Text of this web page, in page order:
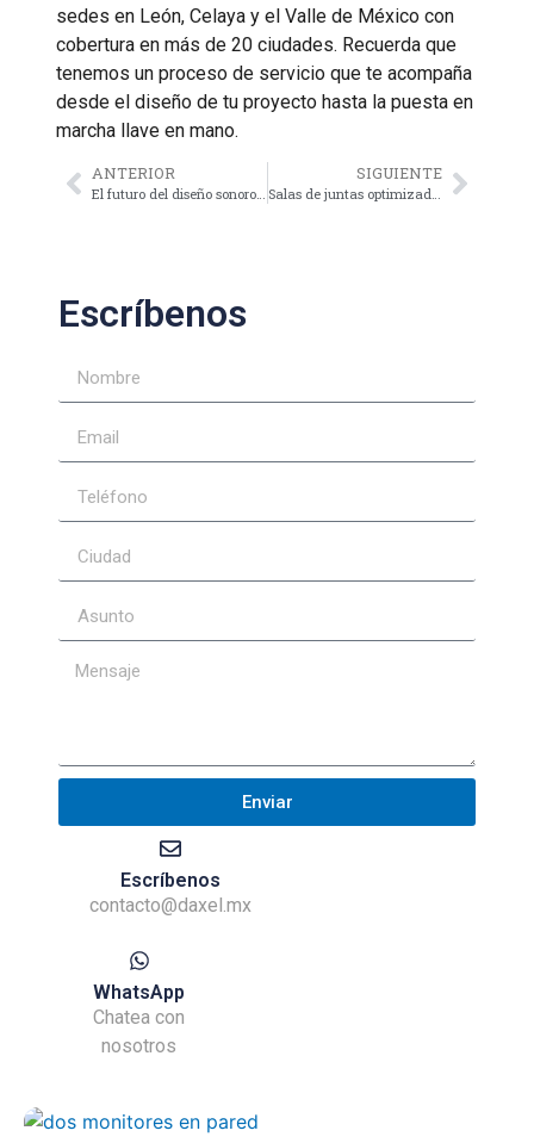
sedes en León, Celaya y el Valle de México con
cobertura en más de 20 ciudades. Recuerda que
tenemos un proceso de servicio que te acompaña
desde el diseño de tu proyecto hasta la puesta en
marcha llave en mano.
ANTERIOR
El futuro del diseño sonoro en espacios comerciales: Tendencias y predicciones
SIGUIENTE
Salas de juntas optimizadas y altamente funcionales en empresas
Escríbenos
Enviar
Escríbenos
contacto@daxel.mx
WhatsApp
Chatea con
nosotros